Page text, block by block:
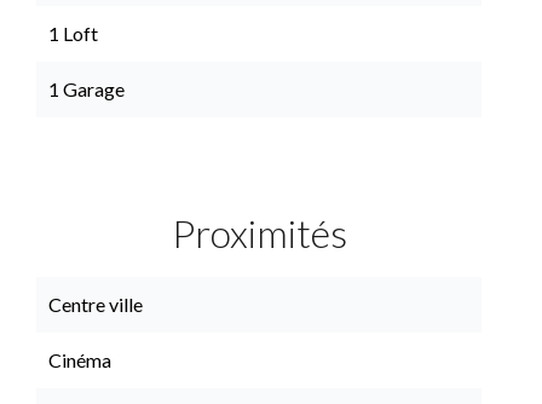
1 Loft
1 Garage
Proximités
Centre ville
Cinéma